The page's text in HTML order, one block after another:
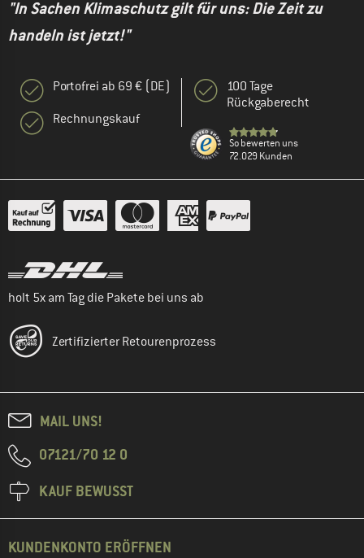
"In Sachen Klimaschutz gilt für uns: Die Zeit zu
handeln ist jetzt!"
Portofrei ab 69 € (DE)
Rechnungskauf
100 Tage
Rückgaberecht
So bewerten uns
72.029 Kunden
holt 5x am Tag die Pakete bei uns ab
Zertifizierter Retourenprozess
MAIL UNS!
07121/70 12 0
KAUF BEWUSST
KUNDENKONTO ERÖFFNEN